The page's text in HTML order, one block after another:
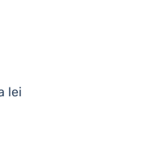
lei